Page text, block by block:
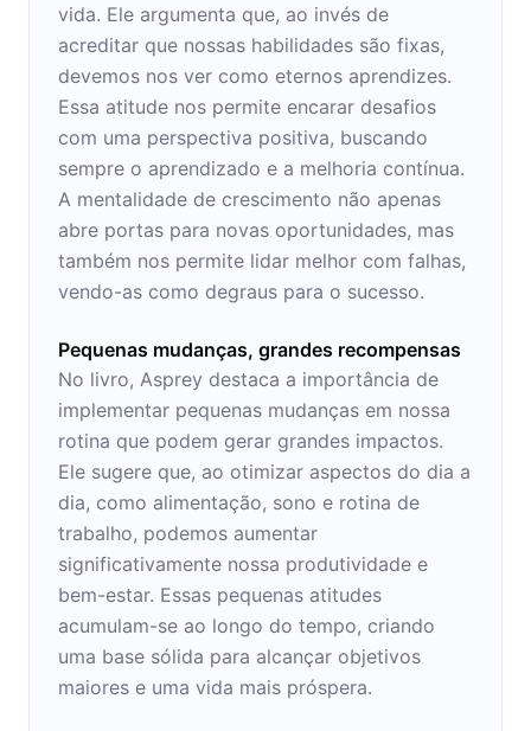
vida. Ele argumenta que, ao invés de
acreditar que nossas habilidades são fixas,
devemos nos ver como eternos aprendizes.
Essa atitude nos permite encarar desafios
com uma perspectiva positiva, buscando
sempre o aprendizado e a melhoria contínua.
A mentalidade de crescimento não apenas
abre portas para novas oportunidades, mas
também nos permite lidar melhor com falhas,
vendo-as como degraus para o sucesso.
Pequenas mudanças, grandes recompensas
No livro, Asprey destaca a importância de
implementar pequenas mudanças em nossa
rotina que podem gerar grandes impactos.
Ele sugere que, ao otimizar aspectos do dia a
dia, como alimentação, sono e rotina de
trabalho, podemos aumentar
significativamente nossa produtividade e
bem-estar. Essas pequenas atitudes
acumulam-se ao longo do tempo, criando
uma base sólida para alcançar objetivos
maiores e uma vida mais próspera.